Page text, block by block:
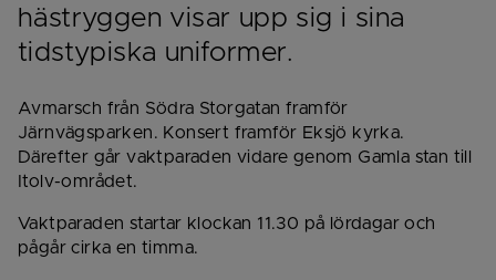
hästryggen visar upp sig i sina
tidstypiska uniformer.
Avmarsch från Södra Storgatan framför
Järnvägsparken. Konsert framför Eksjö kyrka.
Därefter går vaktparaden vidare genom Gamla stan till
Itolv-området.
Vaktparaden startar klockan 11.30 på lördagar och
pågår cirka en timma.